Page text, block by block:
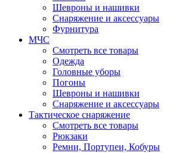
Шевроны и нашивки
Снаряжение и аксессуары
Фурнитура
МЧС
Смотреть все товары
Одежда
Головные уборы
Погоны
Шевроны и нашивки
Снаряжение и аксессуары
Тактическое снаряжение
Смотреть все товары
Рюкзаки
Ремни, Портупеи, Кобуры